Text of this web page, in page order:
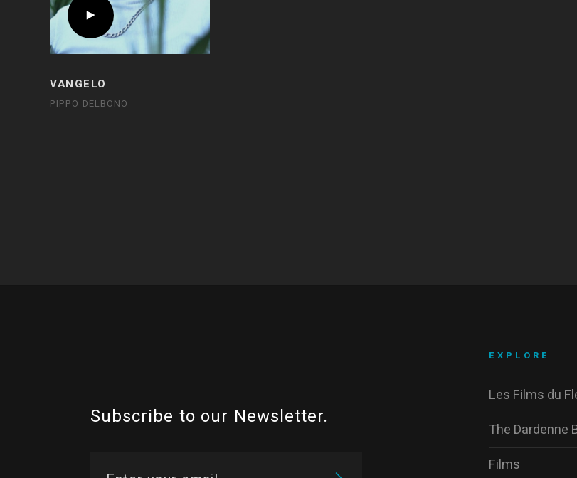
VANGELO
PIPPO DELBONO
Subscribe to our Newsletter.
EXPLORE
Les Films du
The Dardenne
Films